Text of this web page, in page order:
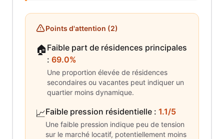
Points d'attention (2)
🏠 Faible part de résidences principales
: 69.0%
Une proportion élevée de résidences
secondaires ou vacantes peut indiquer un
quartier moins dynamique.
📈Faible pression résidentielle : 1.1/5
Une faible pression indique peu de tension
sur le marché locatif, potentiellement moins